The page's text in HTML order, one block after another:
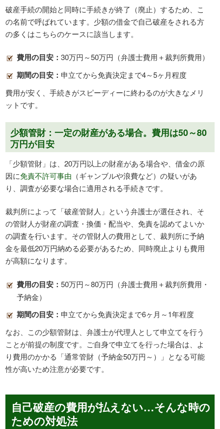
破産手続の開始と同時に手続きが終了（廃止）するため、こ
の名前で呼ばれています。少額の借金で自己破産をされる方
の多くはこちらのケースに該当します。
費用の目安： 30万円～50万円（弁護士費用＋裁判所費用）
期間の目安： 申立てから免責決定まで4～5ヶ月程度
費用が安く、手続きがスピーディーに終わるのが大きなメリ
ットです。
少額管財：一定の財産がある場合。費用は50～80
万円が目安
「少額管財」は、20万円以上の財産がある場合や、借金の原
因に免責不許可事由 （ギャンブルや浪費など）の疑いがあ
り、調査が必要な場合に適用される手続きです。
裁判所によって「破産管財人」という弁護士が選任され、そ
の管財人が財産の調査・換価・配当や、免責を認めてよいか
の調査を行います。その管財人の費用として、裁判所に予納
金を最低20万円納める必要があるため、同時廃止よりも費用
が高額になります。
費用の目安： 50万円～80万円（弁護士費用＋裁判所費用・
予納金）
期間の目安： 申立てから免責決定まで6ヶ月～1年程度
なお、この少額管財は、弁護士が代理人として申立てを行う
ことが前提の制度です。ご自身で申立てを行った場合は、よ
り費用のかかる「通常管財（予納金50万円～）」となる可能
性が高いため注意が必要です。
自己破産の費用が払えない…そんな時の
ための対処法